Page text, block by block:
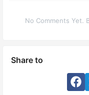
No Comments Yet.
Share to